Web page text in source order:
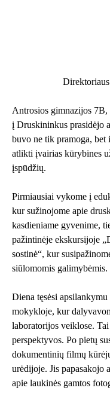
Antrosios gimnazijos
į Druskininkus prasidėjo
buvo ne tik pramoga,
atlikti įvairias kūrybines
įspūdžių.
Pirmiausiai vykome į
kur sužinojome apie
kasdieniame gyvenime,
pažintinėje ekskursijoje
sostinė“, kur
siūlomomis galimybėmis.
Diena tęsėsi
mokykloje, kur
laboratorijos veiklose.
perspektyvos. Po pietų
dokumentinių filmų
urėdijoje. Jis papasakojo
apie laukinės gamtos